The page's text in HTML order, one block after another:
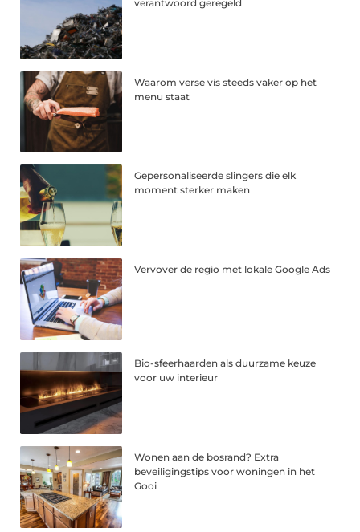
verantwoord geregeld
Waarom verse vis steeds vaker op het
menu staat
Gepersonaliseerde slingers die elk
moment sterker maken
Vervover de regio met lokale Google Ads
Bio-sfeerhaarden als duurzame keuze
voor uw interieur
Wonen aan de bosrand? Extra
beveiligingstips voor woningen in het
Gooi